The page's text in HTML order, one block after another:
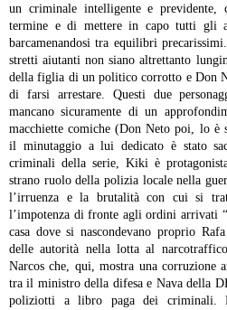
un criminale intelligente e previdente,
termine e di mettere in capo tutti gli
barcamenandosi tra equilibri
stretti aiutanti non siano altrettanto
della figlia di un politico corrotto e Don
di farsi arrestare. Questi due
mancano sicuramente di un
macchiette comiche (Don Neto poi, lo è
il minutaggio a lui dedicato è stato
criminali della serie, Kiki è
strano ruolo della polizia locale nella
l’irruenza e la brutalità con cui si
l’impotenza di fronte agli ordini arrivati
casa dove si nascondevano proprio
delle autorità nella lotta al
Narcos che, qui, mostra una corruzione
tra il ministro della difesa e Nava della
poliziotti a libro paga dei criminali.